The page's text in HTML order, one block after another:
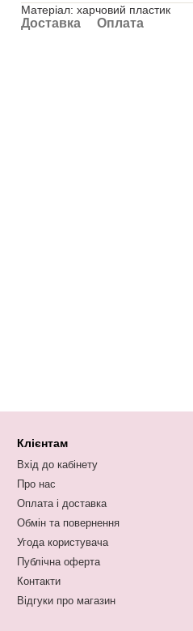
Матеріал: харчовий пластик
Доставка Оплата
Клієнтам
Вхід до кабінету
Про нас
Оплата і доставка
Обмін та повернення
Угода користувача
Публічна оферта
Контакти
Відгуки про магазин